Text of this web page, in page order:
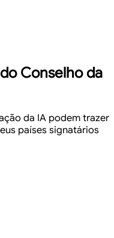
Conselho da
da IA podem trazer
países signatários